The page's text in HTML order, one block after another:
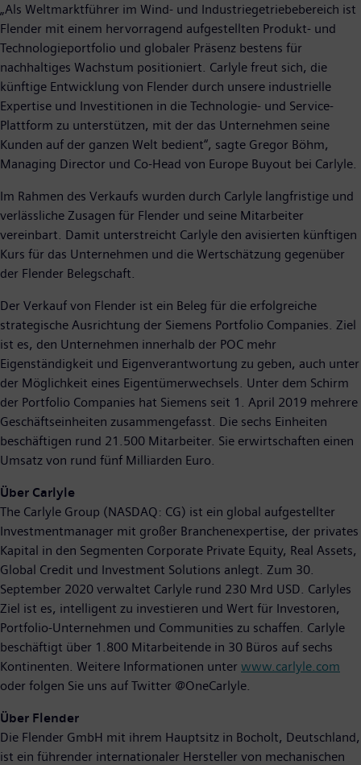
„Als Weltmarktführer im Wind- und Industriegetriebebereich ist
Flender mit einem hervorragend aufgestellten Produkt- und
Technologieportfolio und globaler Präsenz bestens für
nachhaltiges Wachstum positioniert. Carlyle freut sich, die
künftige Entwicklung von Flender durch unsere industrielle
Expertise und Investitionen in die Technologie- und Service-
Plattform zu unterstützen, mit der das Unternehmen seine
Kunden auf der ganzen Welt bedient“, sagte Gregor Böhm,
Managing Director und Co-Head von Europe Buyout bei Carlyle.
Im Rahmen des Verkaufs wurden durch Carlyle langfristige und
verlässliche Zusagen für Flender und seine Mitarbeiter
vereinbart. Damit unterstreicht Carlyle den avisierten künftigen
Kurs für das Unternehmen und die Wertschätzung gegenüber
der Flender Belegschaft.
Der Verkauf von Flender ist ein Beleg für die erfolgreiche
strategische Ausrichtung der Siemens Portfolio Companies. Ziel
ist es, den Unternehmen innerhalb der POC mehr
Eigenständigkeit und Eigenverantwortung zu geben, auch unter
der Möglichkeit eines Eigentümerwechsels. Unter dem Schirm
der Portfolio Companies hat Siemens seit 1. April 2019 mehrere
Geschäftseinheiten zusammengefasst. Die sechs Einheiten
beschäftigen rund 21.500 Mitarbeiter. Sie erwirtschaften einen
Umsatz von rund fünf Milliarden Euro.
Über Carlyle
The Carlyle Group (NASDAQ: CG) ist ein global aufgestellter
Investmentmanager mit großer Branchenexpertise, der privates
Kapital in den Segmenten Corporate Private Equity, Real Assets,
Global Credit und Investment Solutions anlegt. Zum 30.
September 2020 verwaltet Carlyle rund 230 Mrd USD. Carlyles
Ziel ist es, intelligent zu investieren und Wert für Investoren,
Portfolio-Unternehmen und Communities zu schaffen. Carlyle
beschäftigt über 1.800 Mitarbeitende in 30 Büros auf sechs
Kontinenten. Weitere Informationen unter www.carlyle.com
oder folgen Sie uns auf Twitter @OneCarlyle.
Über Flender
Die Flender GmbH mit ihrem Hauptsitz in Bocholt, Deutschland,
ist ein führender internationaler Hersteller von mechanischen